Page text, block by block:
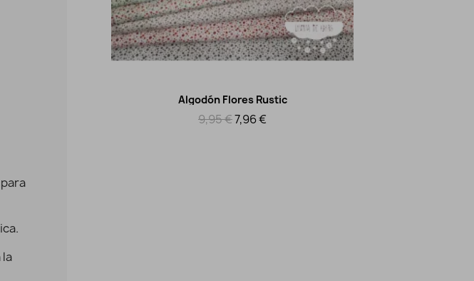
Vista rápida
Algodón Flores Rustic
9,95 €7,96 €